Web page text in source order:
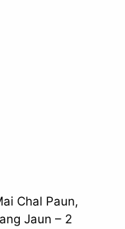
Chal Paun,
Jaun – 2